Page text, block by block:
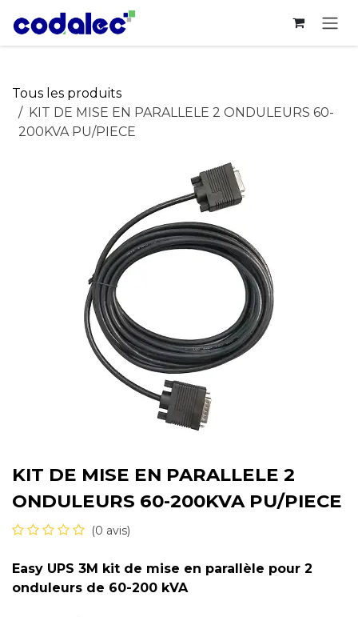
Se rendre au contenu
Tous les produits
KIT DE MISE EN PARALLELE 2 ONDULEURS 60-
200KVA PU/PIECE
KIT DE MISE EN PARALLELE 2
ONDULEURS 60-200KVA PU/PIECE
(0 avis)
Easy UPS 3M kit de mise en parallèle pour 2
onduleurs de 60-200 kVA